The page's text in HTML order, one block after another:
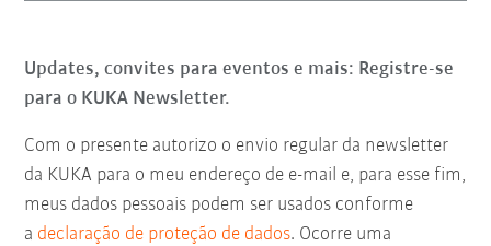
Updates, convites para eventos e mais: Registre-se
para o KUKA Newsletter.
Com o presente autorizo o envio regular da newsletter
da KUKA para o meu endereço de e-mail e, para esse fim,
meus dados pessoais podem ser usados conforme
a declaração de proteção de dados. Ocorre uma